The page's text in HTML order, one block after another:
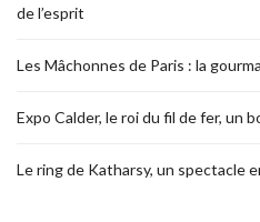
de l’esprit
Les Mâchonnes de Paris : la
Expo Calder, le roi du fil de fer, un
Le ring de Katharsy, un spectacle